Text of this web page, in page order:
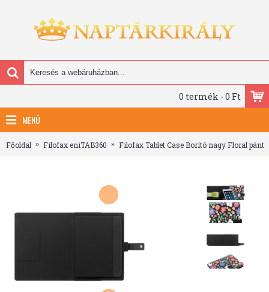
0 termék - 0 Ft
MENÜ
Főoldal Filofax eniTAB360 Filofax Tablet Case Borító nagy Floral pánt